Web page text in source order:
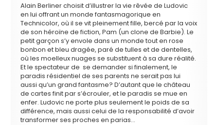
Alain Berliner choisit d’illustrer la vie rêvée de Ludovic
en lui offrant un monde fantasmagorique en
Technicolor, où il se vit pleinement fille, bercé par la voix
de son héroïne de fiction, Pam (un clone de Barbie). Le
petit garçon s’y envole dans un monde tout en rose
bonbon et bleu dragée, paré de tulles et de dentelles,
où les moelleux nuages se substituent à sa dure réalité.
Et le spectateur de se demander si finalement, le
paradis résidentiel de ses parents ne serait pas lui
aussi qu’un grand fantasme? D’autant que le château
de cartes finit par s’écrouler, et le paradis se mue en
enfer. Ludovic ne porte plus seulement le poids de sa
différence, mais aussi celui de la responsabilité d’avoir
transformer ses proches en parias…